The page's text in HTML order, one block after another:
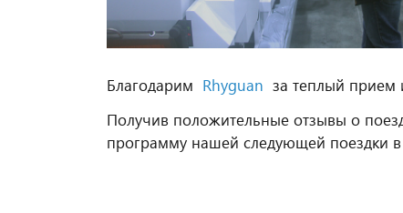
Благодарим Rhyguan за теплый прием
Получив положительные отзывы о
программу нашей следующей поездки в